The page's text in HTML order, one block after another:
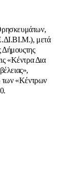
μετά
«Κέντρα Δια
των «Κέντρων